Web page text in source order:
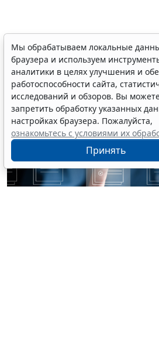
Какой счет нужно
начисления
401 60
10 августа 2026 14:15
Мы обрабатываем локальные
браузера и используем
аналитики в целях улучшения и
работоспособности сайта,
исследований и обзоров. Вы
запретить обработку указанных
настройках браузера. Пожалуйста,
ознакомьтесь с условиями их
Принять